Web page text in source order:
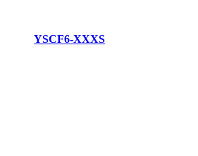
YSCF6-XXXS